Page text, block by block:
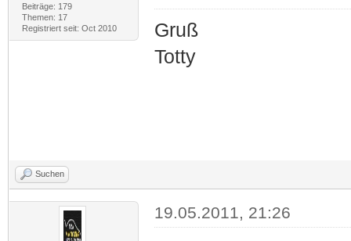
Beiträge: 179
Themen: 17
Registriert seit: Oct 2010
Gruß
Totty
Suchen
19.05.2011, 21:26